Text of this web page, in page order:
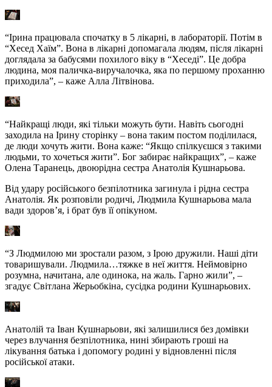
“Ірина працювала спочатку в 5 лікарні, в лабораторії. Потім в
“Хесед Хаїм”. Вона в лікарні допомагала людям, після лікарні
доглядала за бабусями похилого віку в “Хеседі”. Це добра
людина, моя паличка-виручалочка, яка по першому проханню
приходила”, – каже Алла Літвінова.
“Найкращі люди, які тільки можуть бути. Навіть сьогодні
заходила на Ірину сторінку – вона таким постом поділилася,
де люди хочуть жити. Вона каже: “Якщо спілкуєшся з такими
людьми, то хочеться жити”. Бог забирає найкращих”, – каже
Олена Таранець, двоюрідна сестра Анатолія Кушнарьова.
Від удару російського безпілотника загинула і рідна сестра
Анатолія. Як розповіли родичі, Людмила Кушнарьова мала
вади здоров’я, і брат був її опікуном.
“З Людмилою ми зростали разом, з Ірою дружили. Наші діти
товаришували. Людмила…тяжке в неї життя. Неймовірно
розумна, начитана, але одинока, на жаль. Гарно жили”, –
згадує Світлана Жерьобкіна, сусідка родини Кушнарьових.
Анатолій та Іван Кушнарьови, які залишилися без домівки
через влучання безпілотника, нині збирають гроші на
лікування батька і допомогу родині у відновленні після
російської атаки.